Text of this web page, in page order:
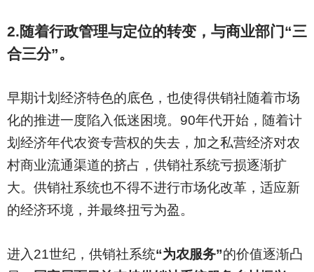
2.随着行政管理与定位的转变，与商业部门“三
合三分”。
早期计划经济特色的底色，也使得供销社随着市场
化的推进一度陷入低迷困境。90年代开始，随着计
划经济年代农资专营权的失去，加之私营经济对农
村商业流通渠道的挤占，供销社系统亏损逐渐扩
大。供销社系统也不得不进行市场化改革，适应新
的经济环境，并最终扭亏为盈。
进入21世纪，供销社系统“为农服务”的价值逐渐凸